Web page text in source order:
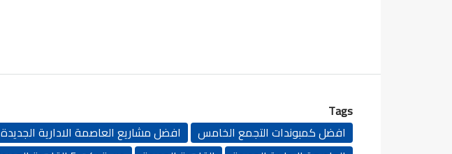
Tags
افضل كمبوندات التجمع الخامس
افضل مشاريع العاصمة الادارية الجديدة